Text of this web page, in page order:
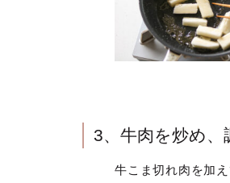
3、牛肉を炒め、
牛こま切れ肉を加